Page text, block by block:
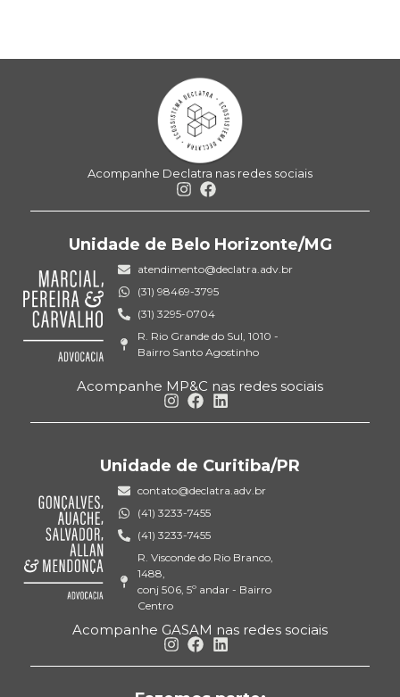
Acompanhe Declatra nas redes sociais
Unidade de Belo Horizonte/MG
atendimento@declatra.adv.br
(31) 98469-3795
(31) 3295-0704
R. Rio Grande do Sul, 1010 -
Bairro Santo Agostinho
Acompanhe MP&C nas redes sociais
Unidade de Curitiba/PR
contato@declatra.adv.br
(41) 3233-7455
(41) 3233-7455
R. Visconde do Rio Branco,
1488,
conj 506, 5º andar - Bairro
Centro
Acompanhe GASAM nas redes sociais